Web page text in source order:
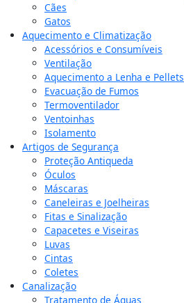
Cães
Gatos
Aquecimento e Climatização
Acessórios e Consumíveis
Ventilação
Aquecimento a Lenha e Pellets
Evacuação de Fumos
Termoventilador
Ventoinhas
Isolamento
Artigos de Segurança
Proteção Antiqueda
Óculos
Máscaras
Caneleiras e Joelheiras
Fitas e Sinalização
Capacetes e Viseiras
Luvas
Cintas
Coletes
Canalização
Tratamento de Águas